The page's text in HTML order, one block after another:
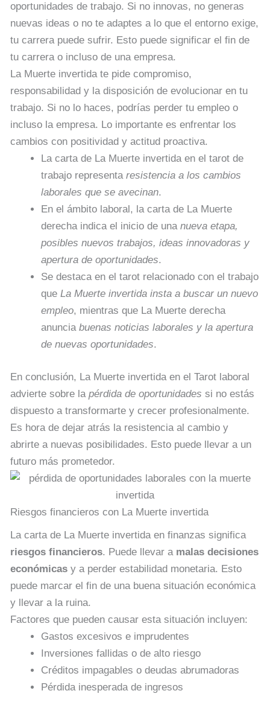
oportunidades de trabajo. Si no innovas, no generas
nuevas ideas o no te adaptes a lo que el entorno exige,
tu carrera puede sufrir. Esto puede significar el fin de
tu carrera o incluso de una empresa.
La Muerte invertida te pide compromiso,
responsabilidad y la disposición de evolucionar en tu
trabajo. Si no lo haces, podrías perder tu empleo o
incluso la empresa. Lo importante es enfrentar los
cambios con positividad y actitud proactiva.
La carta de La Muerte invertida en el tarot de
trabajo representa resistencia a los cambios
laborales que se avecinan.
En el ámbito laboral, la carta de La Muerte
derecha indica el inicio de una nueva etapa,
posibles nuevos trabajos, ideas innovadoras y
apertura de oportunidades.
Se destaca en el tarot relacionado con el trabajo
que La Muerte invertida insta a buscar un nuevo
empleo, mientras que La Muerte derecha
anuncia buenas noticias laborales y la apertura
de nuevas oportunidades.
En conclusión, La Muerte invertida en el Tarot laboral
advierte sobre la pérdida de oportunidades si no estás
dispuesto a transformarte y crecer profesionalmente.
Es hora de dejar atrás la resistencia al cambio y
abrirte a nuevas posibilidades. Esto puede llevar a un
futuro más prometedor.
Riesgos financieros con La Muerte invertida
La carta de La Muerte invertida en finanzas significa
riesgos financieros. Puede llevar a malas decisiones
económicas y a perder estabilidad monetaria. Esto
puede marcar el fin de una buena situación económica
y llevar a la ruina.
Factores que pueden causar esta situación incluyen:
Gastos excesivos e imprudentes
Inversiones fallidas o de alto riesgo
Créditos impagables o deudas abrumadoras
Pérdida inesperada de ingresos